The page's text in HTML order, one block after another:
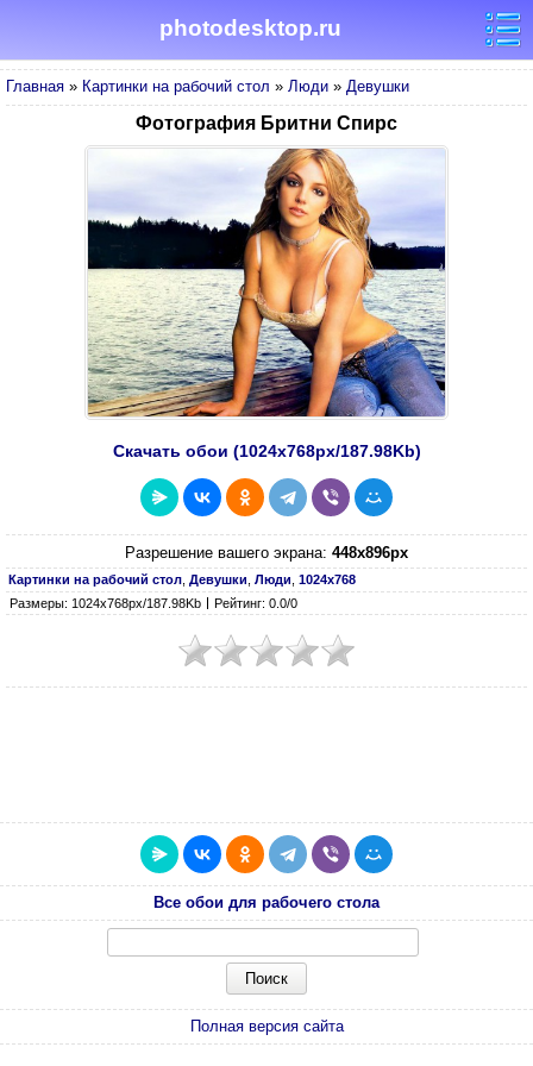
photodesktop.ru
Главная » Картинки на рабочий стол » Люди » Девушки
Фотография Бритни Спирс
Скачать обои (1024х768px/187.98Kb)
Разрешение вашего экрана: 448x896px
Картинки на рабочий стол Девушки Люди 1024х768
Размеры: 1024х768px/187.98Kb
Рейтинг: 0.0/0
Все обои для рабочего стола
Полная версия сайта